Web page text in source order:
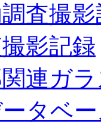
査撮
影記録
連ガ
タベ